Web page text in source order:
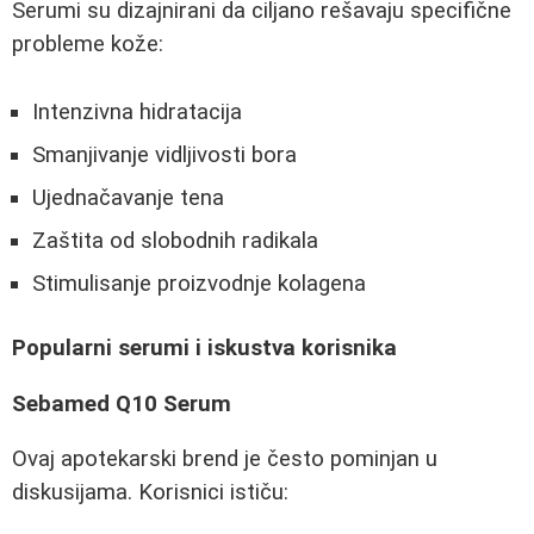
Serumi su dizajnirani da ciljano rešavaju specifične
probleme kože:
Intenzivna hidratacija
Smanjivanje vidljivosti bora
Ujednačavanje tena
Zaštita od slobodnih radikala
Stimulisanje proizvodnje kolagena
Popularni serumi i iskustva korisnika
Sebamed Q10 Serum
Ovaj apotekarski brend je često pominjan u
diskusijama. Korisnici ističu: